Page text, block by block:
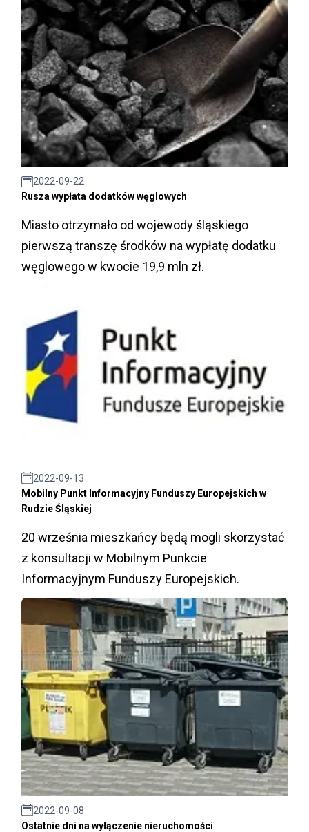
2022-09-22
Rusza wypłata dodatków węglowych
Miasto otrzymało od wojewody śląskiego
pierwszą transzę środków na wypłatę dodatku
węglowego w kwocie 19,9 mln zł.
2022-09-13
Mobilny Punkt Informacyjny Funduszy Europejskich w
Rudzie Śląskiej
20 września mieszkańcy będą mogli skorzystać
z konsultacji w Mobilnym Punkcie
Informacyjnym Funduszy Europejskich.
2022-09-08
Ostatnie dni na wyłączenie nieruchomości